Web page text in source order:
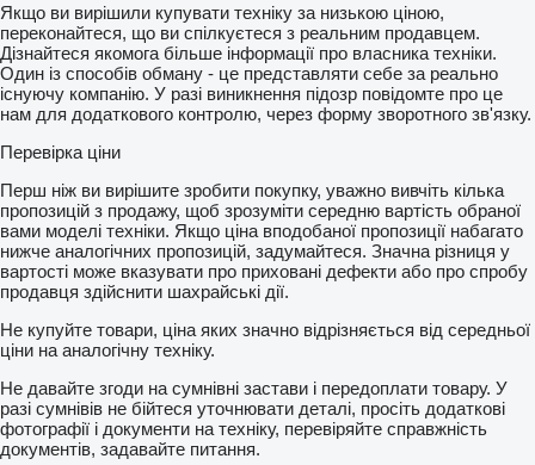
Якщо ви вирішили купувати техніку за низькою ціною,
переконайтеся, що ви спілкуєтеся з реальним продавцем.
Дізнайтеся якомога більше інформації про власника техніки.
Один із способів обману - це представляти себе за реально
існуючу компанію. У разі виникнення підозр повідомте про це
нам для додаткового контролю, через форму зворотного зв'язку.
Перевірка ціни
Перш ніж ви вирішите зробити покупку, уважно вивчіть кілька
пропозицій з продажу, щоб зрозуміти середню вартість обраної
вами моделі техніки. Якщо ціна вподобаної пропозиції набагато
нижче аналогічних пропозицій, задумайтеся. Значна різниця у
вартості може вказувати про приховані дефекти або про спробу
продавця здійснити шахрайські дії.
Не купуйте товари, ціна яких значно відрізняється від середньої
ціни на аналогічну техніку.
Не давайте згоди на сумнівні застави і передоплати товару. У
разі сумнівів не бійтеся уточнювати деталі, просіть додаткові
фотографії і документи на техніку, перевіряйте справжність
документів, задавайте питання.